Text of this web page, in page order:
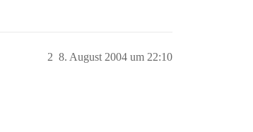
8. August 2004 um 22:10
2